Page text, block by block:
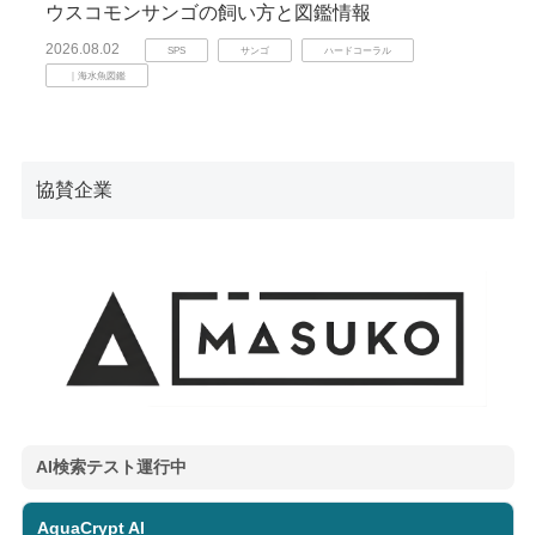
ウスコモンサンゴの飼い方と図鑑情報
2026.08.02 SPS サンゴ ハードコーラル
｜海水魚図鑑
協賛企業
AI検索テスト運行中
AquaCrypt AI